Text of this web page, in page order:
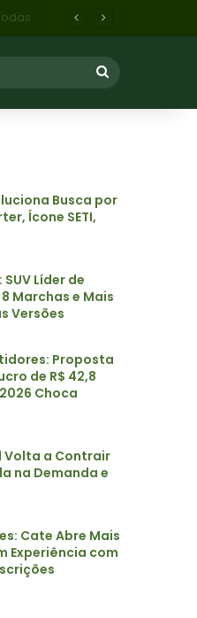
Busca por
Ícone SETI,
Líder de
Marchas e Mais
Versões
Proposta
de R$ 42,8
Choca
Volta a Contrair
na Demanda e
Cate Abre Mais
Experiência com